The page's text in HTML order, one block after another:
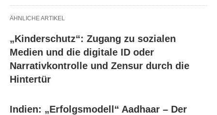
ÄHNLICHE ARTIKEL
„Kinderschutz“: Zugang zu sozialen
Medien und die digitale ID oder
Narrativkontrolle und Zensur durch die
Hintertür
Indien: „Erfolgsmodell“ Aadhaar – Der